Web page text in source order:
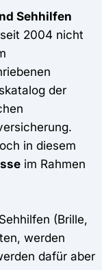
Sehhilfen
2004 nicht
der
in diesem
im Rahmen
(Brille,
werden
dafür aber